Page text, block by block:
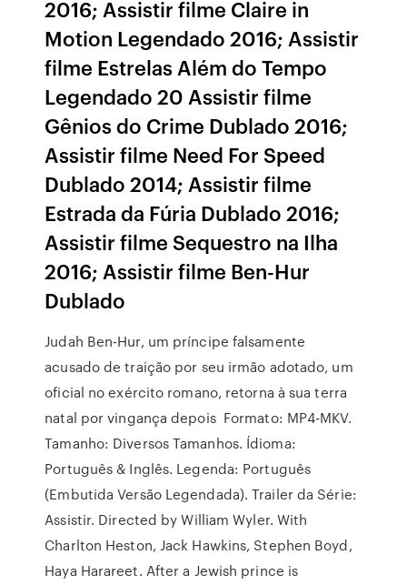
2016; Assistir filme Claire in
Motion Legendado 2016; Assistir
filme Estrelas Além do Tempo
Legendado 20 Assistir filme
Gênios do Crime Dublado 2016;
Assistir filme Need For Speed
Dublado 2014; Assistir filme
Estrada da Fúria Dublado 2016;
Assistir filme Sequestro na Ilha
2016; Assistir filme Ben-Hur
Dublado
Judah Ben-Hur, um príncipe falsamente
acusado de traição por seu irmão adotado, um
oficial no exército romano, retorna à sua terra
natal por vingança depois Formato: MP4-MKV.
Tamanho: Diversos Tamanhos. Ídioma:
Português & Inglês. Legenda: Português
(Embutida Versão Legendada). Trailer da Série:
Assistir. Directed by William Wyler. With
Charlton Heston, Jack Hawkins, Stephen Boyd,
Haya Harareet. After a Jewish prince is